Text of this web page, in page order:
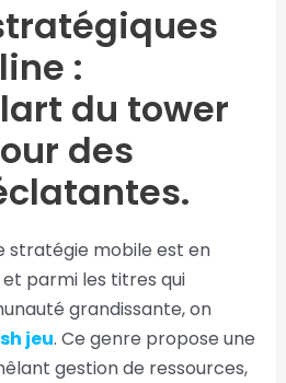
:
du tower
des
stratégie mobile est en
parmi les titres qui
grandissante, on
jeu. Ce genre propose une
gestion de ressources,